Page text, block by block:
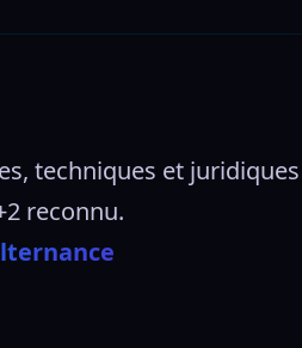
techniques et
reconnu.